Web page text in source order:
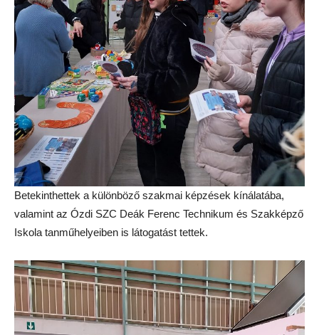
Betekinthettek a különböző szakmai képzések kínálatába,
valamint az Ózdi SZC Deák Ferenc Technikum és Szakképző
Iskola tanműhelyeiben is látogatást tettek.